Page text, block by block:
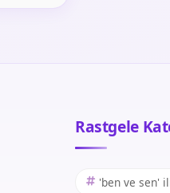
Rastgele
'ben ve sen'